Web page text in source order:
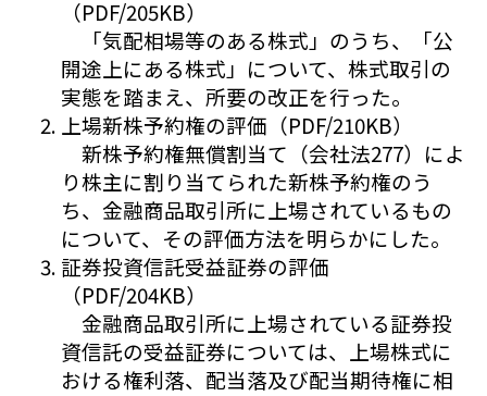
（PDF/205KB）
「気配相場等のある株式」のうち、「公
開途上にある株式」について、株式取引の
実態を踏まえ、所要の改正を行った。
上場新株予約権の評価（PDF/210KB）
新株予約権無償割当て（会社法277）によ
り株主に割り当てられた新株予約権のう
ち、金融商品取引所に上場されているもの
について、その評価方法を明らかにした。
証券投資信託受益証券の評価
（PDF/204KB）
金融商品取引所に上場されている証券投
資信託の受益証券については、上場株式に
おける権利落、配当落及び配当期待権に相